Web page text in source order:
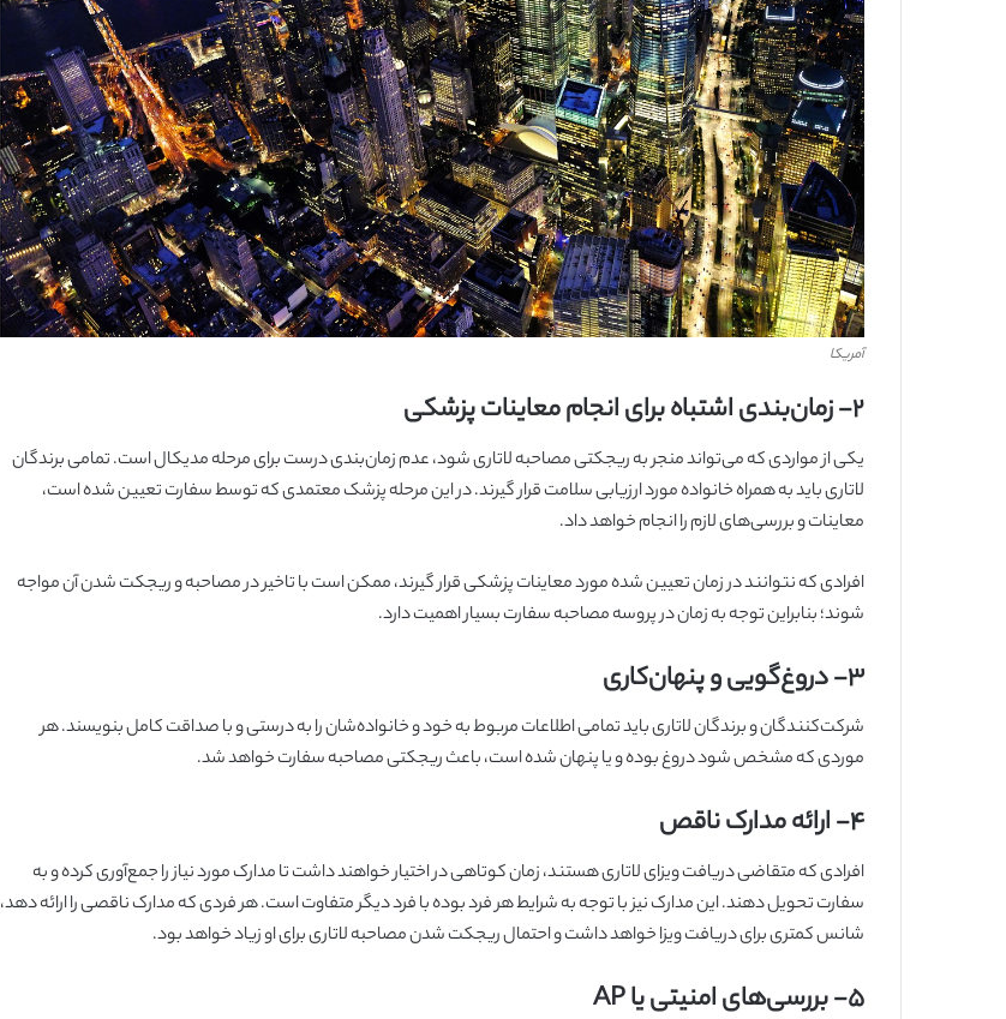
آمریکا
۲- زمان‌بندی اشتباه برای انجام معاینات پزشکی
یکی از مواردی که می‌تواند منجر به ریجکتی مصاحبه لاتاری شود، عدم زمان‌بندی درست برای مرحله مدیکال است. تمامی برندگان
لاتاری باید به همراه خانواده مورد ارزیابی سلامت قرار گیرند. در این مرحله پزشک معتمدی که توسط سفارت تعیین شده است،
معاینات و بررسی‌های لازم را انجام خواهد داد.
افرادی که نتوانند در زمان تعیین شده مورد معاینات پزشکی قرار گیرند، ممکن است با تاخیر در مصاحبه و ریجکت شدن آن مواجه
شوند؛ بنابراین توجه به زمان در پروسه مصاحبه سفارت بسیار اهمیت دارد.
۳- دروغ‌گویی و پنهان‌کاری
شرکت‌کنندگان و برندگان لاتاری باید تمامی اطلاعات مربوط به خود و خانواده‌شان را به درستی و با صداقت کامل بنویسند. هر
موردی که مشخص شود دروغ بوده و یا پنهان شده است، باعث ریجکتی مصاحبه سفارت خواهد شد.
۴- ارائه مدارک ناقص
افرادی که متقاضی دریافت ویزای لاتاری هستند، زمان کوتاهی در اختیار خواهند داشت تا مدارک مورد نیاز را جمع‌آوری کرده و به
سفارت تحویل دهند. این مدارک نیز با توجه به شرایط هر فرد بوده با فرد دیگر متفاوت است. هر فردی که مدارک ناقصی را ارائه دهد،
شانس کمتری برای دریافت ویزا خواهد داشت و احتمال ریجکت شدن مصاحبه لاتاری برای او زیاد خواهد بود.
۵- بررسی‌های امنیتی یا AP